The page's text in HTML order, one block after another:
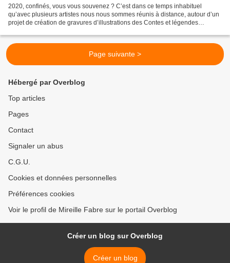
2020, confinés, vous vous souvenez ? C’est dans ce temps inhabituel
qu’avec plusieurs artistes nous nous sommes réunis à distance, autour d’un
projet de création de gravures d’illustrations des Contes et légendes
Page suivante >
Hébergé par Overblog
Top articles
Pages
Contact
Signaler un abus
C.G.U.
Cookies et données personnelles
Préférences cookies
Voir le profil de Mireille Fabre sur le portail Overblog
Créer un blog sur Overblog
Créer un blog